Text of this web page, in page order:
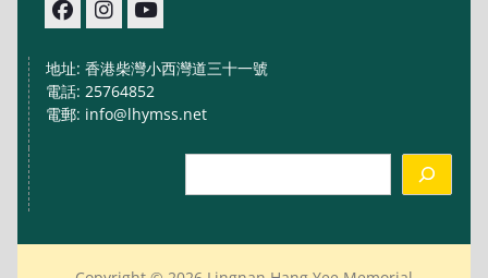
地址: 香港柴灣小西灣道三十一號
電話: 25764852
電郵: info@lhymss.net